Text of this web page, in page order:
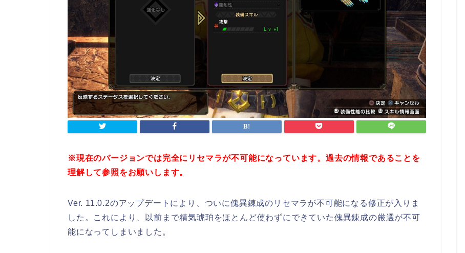
※現在のバージョンでは完全にリセマラが不可能になっています。過去の情報であることを
理解して参照をお願いします。
Ver. 11.0.2のアップデートにより、ついに傀異錬成のリセマラが不可能になる修正が入りま
した。これにより、以前まで精気琥珀をほとんど使わずにできていた傀異錬成の厳選が不可
能になってしまいました。